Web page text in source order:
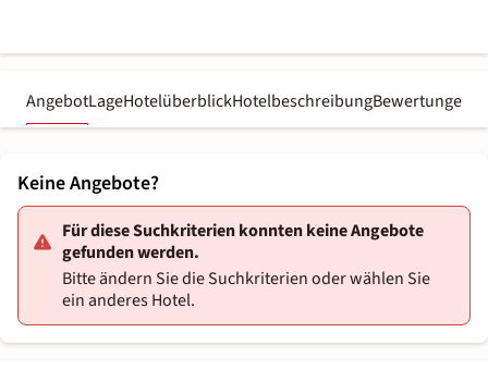
AngebotLageHotelüberblickHotelbeschreibungBewertungen
Keine Angebote?
Für diese Suchkriterien konnten keine Angebote
gefunden werden.
Bitte ändern Sie die Suchkriterien oder wählen Sie
ein anderes Hotel.